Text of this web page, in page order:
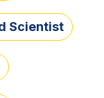
Scientist